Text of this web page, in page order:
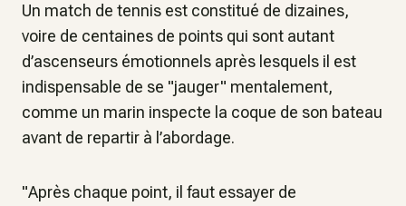
Un match de tennis est constitué de dizaines,
voire de centaines de points qui sont autant
d’ascenseurs émotionnels après lesquels il est
indispensable de se "jauger" mentalement,
comme un marin inspecte la coque de son bateau
avant de repartir à l’abordage.
"Après chaque point, il faut essayer de